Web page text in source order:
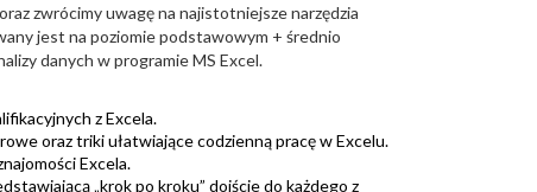
zwrócimy uwagę na najistotniejsze narzędzia
jest na poziomie podstawowym + średnio
danych w programie MS Excel.
z Excela.
oraz triki ułatwiające codzienną pracę w Excelu.
Excela.
„krok po kroku” dojście do każdego z